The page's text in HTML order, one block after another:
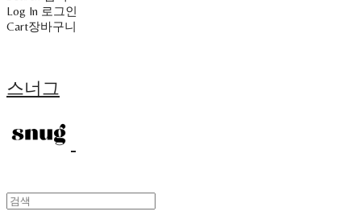
Log In 로그인
Cart장바구니
스너그